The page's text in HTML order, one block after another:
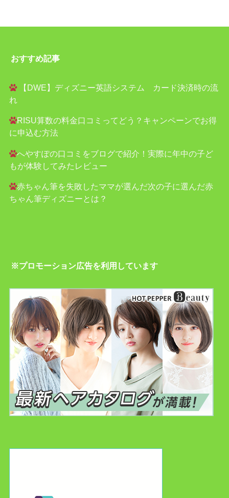
おすすめ記事
【DWE】ディズニー英語システム カード決済時の流
れ
RISU算数の料金口コミってどう？キャンペーンでお得
に申込む方法
へやすぽの口コミをブログで紹介！実際に年中の子ど
もが体験してみたレビュー
赤ちゃん筆を失敗したママが選んだ次の子に選んだ赤
ちゃん筆ディズニーとは？
※プロモーション広告を利用しています